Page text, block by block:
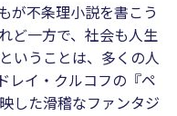
が不条理小説を書こう
ど一方で、社会も人生
いうことは、多くの人
レイ・クルコフの『ペ
した滑稽なファンタジ